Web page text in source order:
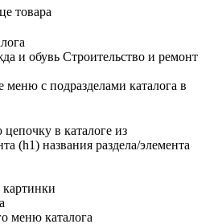
товара
и обувь Строительство и ремонт
с подразделами каталога в
в каталоге из
(h1) названия раздела/элемента
меню каталога